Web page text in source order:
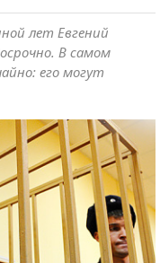
лет Евгений
В самом
его могут